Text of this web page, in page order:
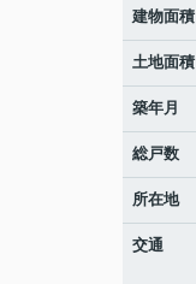
建物面積
土地面積
築年月
総戸数
所在地
交通